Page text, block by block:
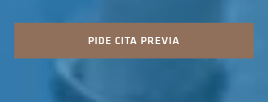
PIDE CITA PREVIA